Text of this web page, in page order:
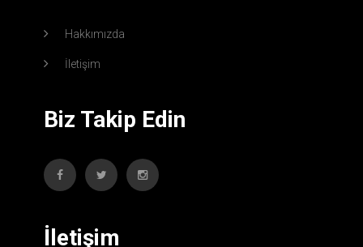
Hakkımızda
İletişim
Biz Takip Edin
İletişim